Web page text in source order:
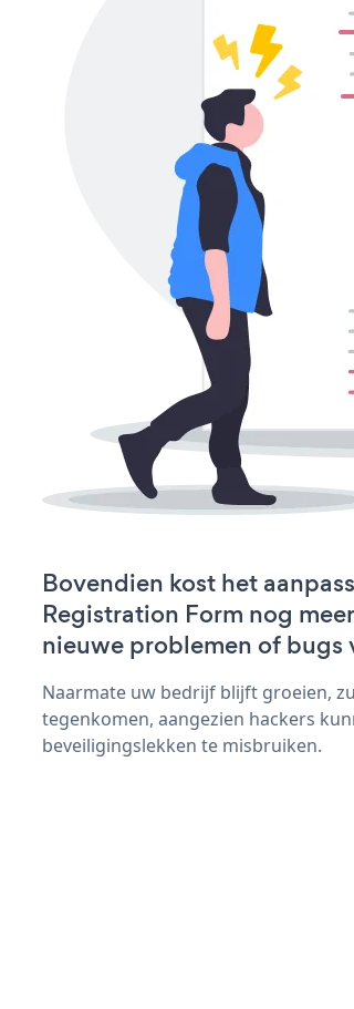
Bovendien kost het
Registration Form nog
nieuwe problemen of bugs
Naarmate uw bedrijf blijft groeien,
tegenkomen, aangezien hackers
beveiligingslekken te misbruiken.